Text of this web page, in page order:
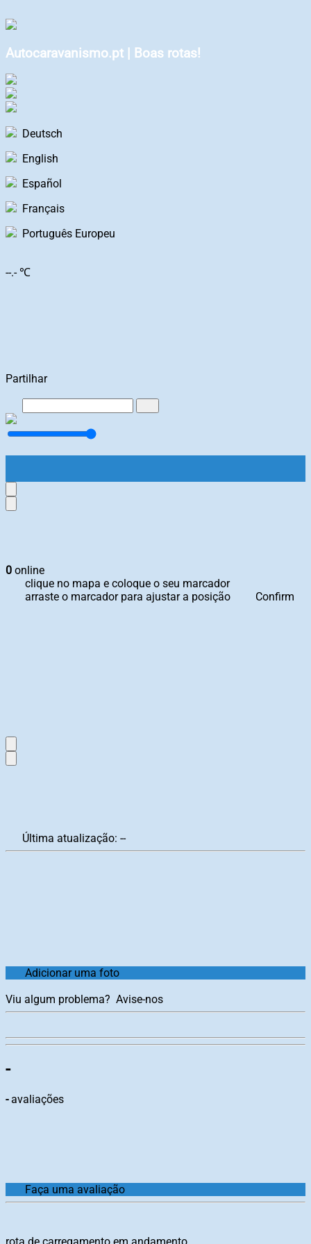
Autocaravanismo.pt | Boas rotas!
Deutsch
English
Español
Français
Português Europeu
--.- ℃
Partilhar
0 online
clique no mapa e coloque o seu marcador
arraste o marcador para ajustar a posição
Confirm
Última atualização: --
Adicionar uma foto
Viu algum problema? Avise-nos
-
-avaliações
Faça uma avaliação